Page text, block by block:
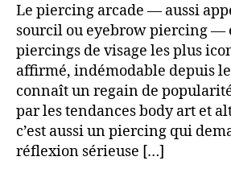
Le piercing arcade — aussi
sourcil ou eyebrow piercing —
piercings de visage les plus
affirmé, indémodable depuis
connaît un regain de
par les tendances body art et
c’est aussi un piercing qui
réflexion sérieuse […]